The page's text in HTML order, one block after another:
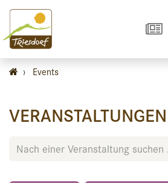
› Events
VERANSTALTUNGEN